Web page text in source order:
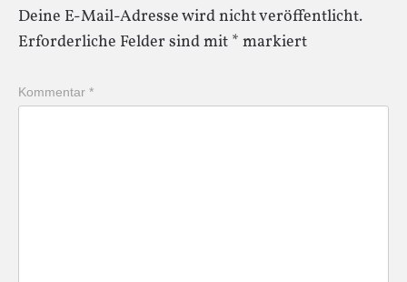
Deine E-Mail-Adresse wird nicht veröffentlicht.
Erforderliche Felder sind mit * markiert
Kommentar *